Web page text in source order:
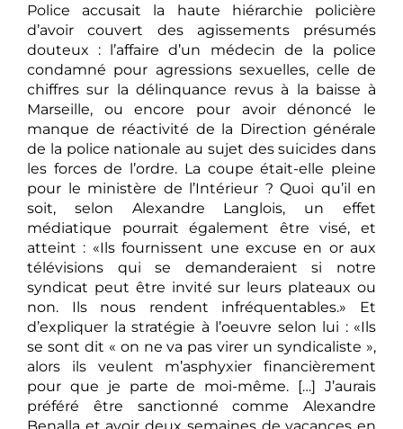
Police accusait la haute hiérarchie policière
d’avoir couvert des agissements présumés
douteux : l’affaire d’un médecin de la police
condamné pour agressions sexuelles, celle de
chiffres sur la délinquance revus à la baisse à
Marseille, ou encore pour avoir dénoncé le
manque de réactivité de la Direction générale
de la police nationale au sujet des suicides dans
les forces de l’ordre. La coupe était-elle pleine
pour le ministère de l’Intérieur ? Quoi qu’il en
soit, selon Alexandre Langlois, un effet
médiatique pourrait également être visé, et
atteint : «Ils fournissent une excuse en or aux
télévisions qui se demanderaient si notre
syndicat peut être invité sur leurs plateaux ou
non. Ils nous rendent infréquentables.» Et
d’expliquer la stratégie à l’oeuvre selon lui : «Ils
se sont dit « on ne va pas virer un syndicaliste »,
alors ils veulent m’asphyxier financièrement
pour que je parte de moi-même. […] J’aurais
préféré être sanctionné comme Alexandre